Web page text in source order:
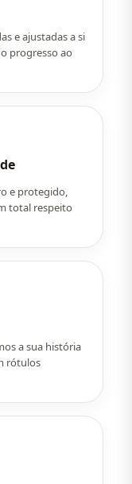
e ajustadas a si
progresso ao
e protegido,
total respeito
a sua história
rótulos